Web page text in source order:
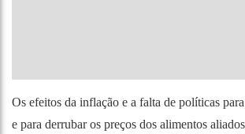
Os efeitos da inflação e a falta de políticas
e para derrubar os preços dos alimentos